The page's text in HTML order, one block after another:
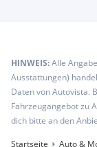
HINWEIS:Alle
Ausstattungen)
Daten von Autovista.
Fahrzeugangebot zu
dich bitte an den
Startseite
Auto &